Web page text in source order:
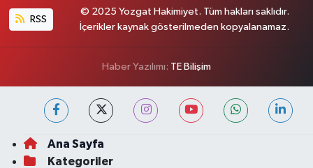
RSS
© 2025 Yozgat Hakimiyet. Tüm hakları saklıdır.
İçerikler kaynak gösterilmeden kopyalanamaz.
Haber Yazılımı: TE Bilişim
Ana Sayfa
Kategoriler